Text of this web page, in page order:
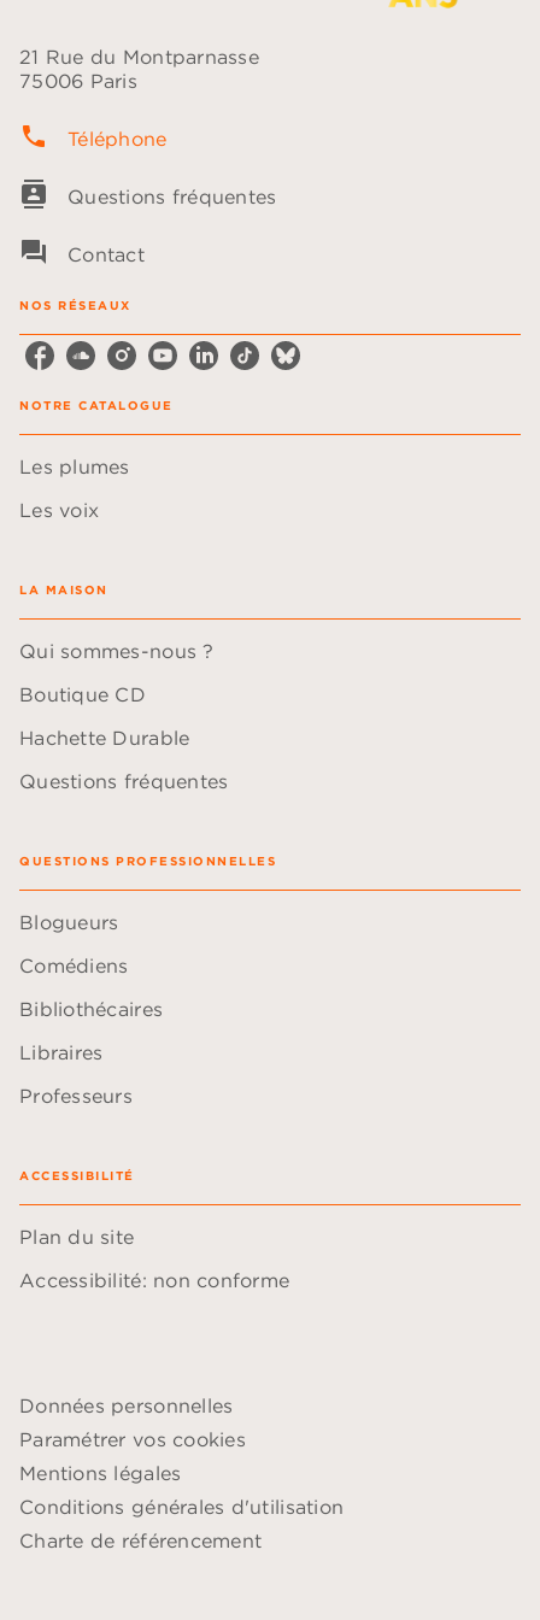
21 Rue du Montparnasse
75006 Paris
phone Téléphone
contacts Questions fréquentes
question_answer Contact
NOS RÉSEAUX
NOTRE CATALOGUE
Les plumes
Les voix
LA MAISON
Qui sommes-nous ?
Boutique CD
Hachette Durable
Questions fréquentes
QUESTIONS PROFESSIONNELLES
Blogueurs
Comédiens
Bibliothécaires
Libraires
Professeurs
ACCESSIBILITÉ
Plan du site
Accessibilité: non conforme
Données personnelles
Paramétrer vos cookies
Mentions légales
Conditions générales d'utilisation
Charte de référencement